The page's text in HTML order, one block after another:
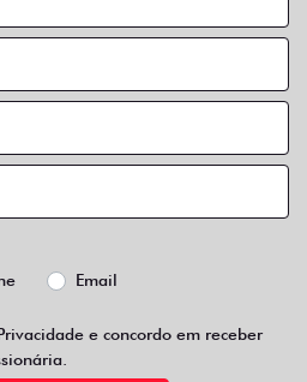
Email
e concordo em receber